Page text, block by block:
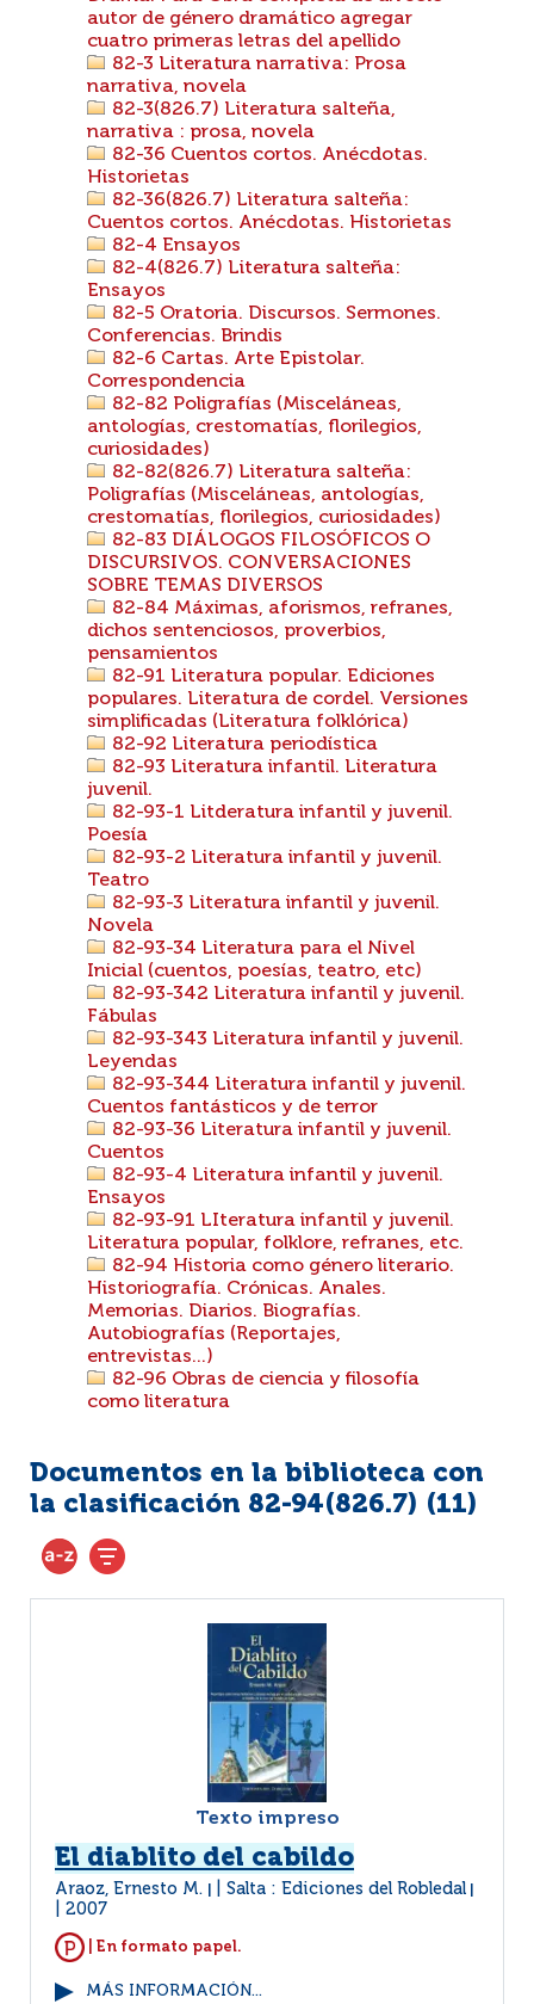
autor de género dramático agregar
cuatro primeras letras del apellido
82-3 Literatura narrativa: Prosa
narrativa, novela
82-3(826.7) Literatura salteña,
narrativa : prosa, novela
82-36 Cuentos cortos. Anécdotas.
Historietas
82-36(826.7) Literatura salteña:
Cuentos cortos. Anécdotas. Historietas
82-4 Ensayos
82-4(826.7) Literatura salteña:
Ensayos
82-5 Oratoria. Discursos. Sermones.
Conferencias. Brindis
82-6 Cartas. Arte Epistolar.
Correspondencia
82-82 Poligrafías (Misceláneas,
antologías, crestomatías, florilegios,
curiosidades)
82-82(826.7) Literatura salteña:
Poligrafías (Misceláneas, antologías,
crestomatías, florilegios, curiosidades)
82-83 DIÁLOGOS FILOSÓFICOS O
DISCURSIVOS. CONVERSACIONES
SOBRE TEMAS DIVERSOS
82-84 Máximas, aforismos, refranes,
dichos sentenciosos, proverbios,
pensamientos
82-91 Literatura popular. Ediciones
populares. Literatura de cordel. Versiones
simplificadas (Literatura folklórica)
82-92 Literatura periodística
82-93 Literatura infantil. Literatura
juvenil.
82-93-1 Litderatura infantil y juvenil.
Poesía
82-93-2 Literatura infantil y juvenil.
Teatro
82-93-3 Literatura infantil y juvenil.
Novela
82-93-34 Literatura para el Nivel
Inicial (cuentos, poesías, teatro, etc)
82-93-342 Literatura infantil y juvenil.
Fábulas
82-93-343 Literatura infantil y juvenil.
Leyendas
82-93-344 Literatura infantil y juvenil.
Cuentos fantásticos y de terror
82-93-36 Literatura infantil y juvenil.
Cuentos
82-93-4 Literatura infantil y juvenil.
Ensayos
82-93-91 LIteratura infantil y juvenil.
Literatura popular, folklore, refranes, etc.
82-94 Historia como género literario.
Historiografía. Crónicas. Anales.
Memorias. Diarios. Biografías.
Autobiografías (Reportajes,
entrevistas...)
82-96 Obras de ciencia y filosofía
como literatura
Documentos en la biblioteca con
la clasificación 82-94(826.7) (11)
Texto impreso
El diablito del cabildo
Araoz, Ernesto M. Salta : Ediciones del Robledal
2007
| En formato papel.
MÁS INFORMACIÓN...